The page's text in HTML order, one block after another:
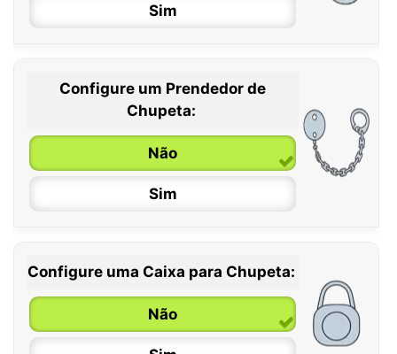
Sim
0 / 6 meses
6 / 36 meses
Configure um Prendedor de
Chupeta:
Não
Sim
Configure uma Caixa para Chupeta:
Não